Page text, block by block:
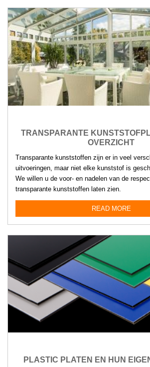
TRANSPARANTE
OVERZICHT
Transparante kunststoffen zijn er in veel
uitvoeringen, maar niet elke kunststof is
We willen u de voor- en nadelen van de
transparante kunststoffen laten zien.
READ MORE
PLASTIC PLATEN EN HUN